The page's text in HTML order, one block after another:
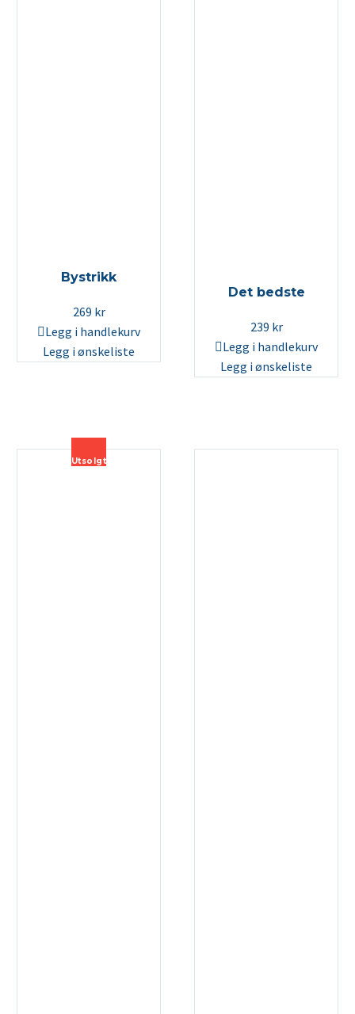
Bystrikk
269 kr
Legg i handlekurv
Legg i ønskeliste
Det bedste
239 kr
Legg i handlekurv
Legg i ønskeliste
Utsolgt